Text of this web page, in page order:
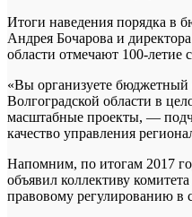
Итоги наведения порядка в
Андрея Бочарова и
области отмечают 100-
«Вы организуете бюджетный
Волгоградской области в
масштабные проекты, —
качество управления
Напомним, по итогам 2017
объявил коллективу
правовому регулированию в